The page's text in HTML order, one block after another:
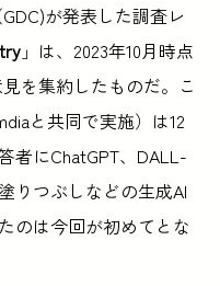
が発表した調査レ
」は、2023年10月時点
を集約したものだ。こ
と共同で実施）は12
者にChatGPT、DALL-
りつぶしなどの生成AI
のは今回が初めてとな